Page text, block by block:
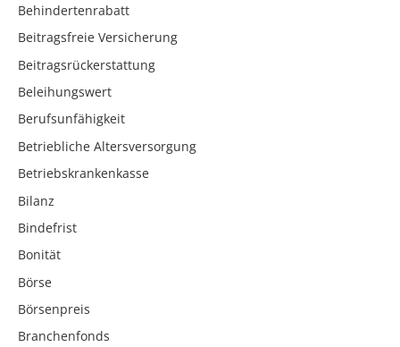
Behindertenrabatt
Beitragsfreie Versicherung
Beitragsrückerstattung
Beleihungswert
Berufsunfähigkeit
Betriebliche Altersversorgung
Betriebskrankenkasse
Bilanz
Bindefrist
Bonität
Börse
Börsenpreis
Branchenfonds